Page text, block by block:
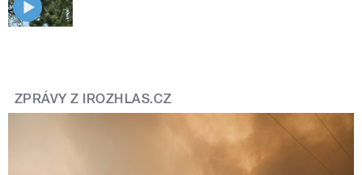
ZPRÁVY Z IROZHLAS.CZ